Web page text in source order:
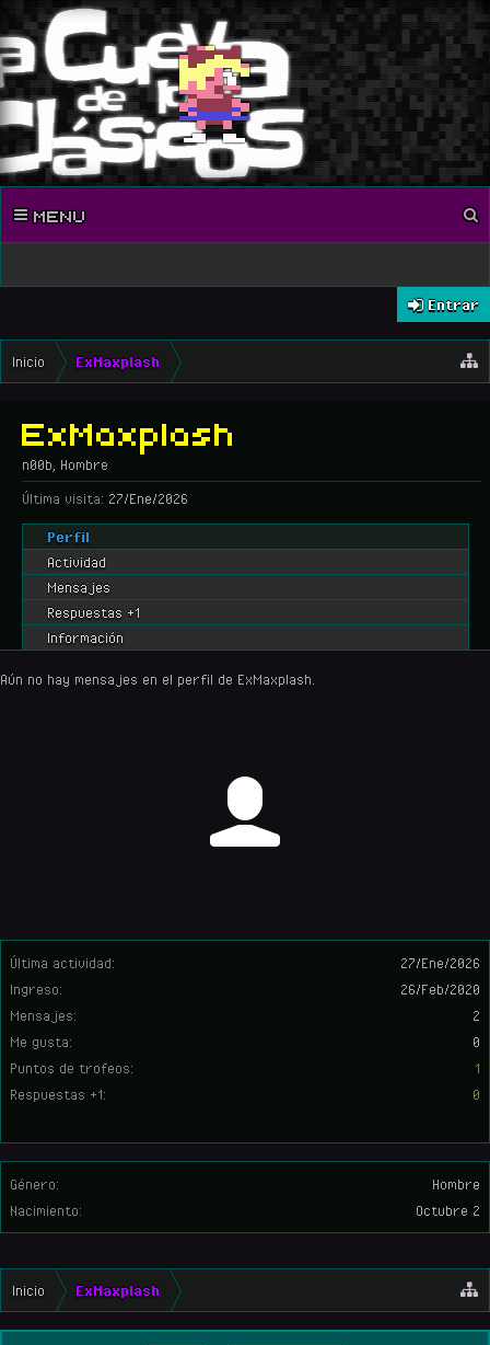
MENU
Entrar
Inicio ExMaxplash
Última actividad:
27/Ene/2026
Ingreso:
26/Feb/2020
Mensajes:
2
Me gusta:
0
Puntos de trofeos:
1
Respuestas +1:
0
Género:
Hombre
Nacimiento:
Octubre 2
ExMaxplash
n00b , Hombre
Última visita: 27/Ene/2026
Perfil
Actividad
Mensajes
Respuestas +1
Información
Aún no hay mensajes en el perfil de ExMaxplash.
Inicio ExMaxplash